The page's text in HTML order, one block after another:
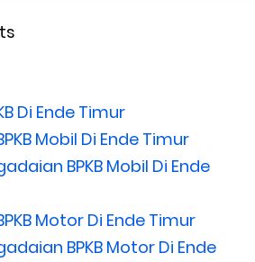
Di Ende Timur
Mobil Di Ende Timur
BPKB Mobil Di Ende
Motor Di Ende Timur
BPKB Motor Di Ende